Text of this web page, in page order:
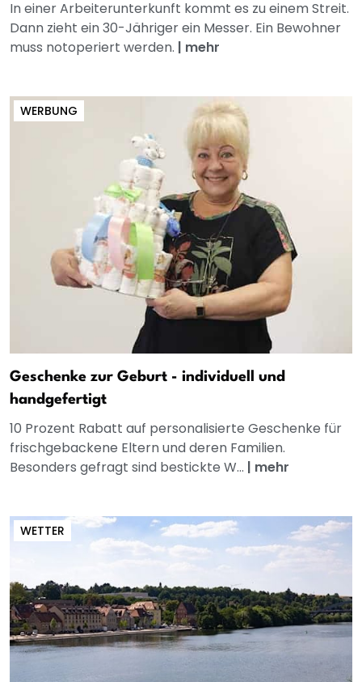
In einer Arbeiterunterkunft kommt es zu einem Streit.
Dann zieht ein 30-Jähriger ein Messer. Ein Bewohner
muss notoperiert werden. | mehr
WERBUNG
Geschenke zur Geburt - individuell und
handgefertigt
10 Prozent Rabatt auf personalisierte Geschenke für
frischgebackene Eltern und deren Familien.
Besonders gefragt sind bestickte W... | mehr
WETTER